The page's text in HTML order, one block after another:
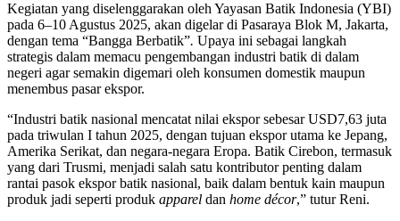
Kegiatan yang diselenggarakan oleh Yayasan Batik Indonesia (YBI)
pada 6–10 Agustus 2025, akan digelar di Pasaraya Blok M, Jakarta,
dengan tema “Bangga Berbatik”. Upaya ini sebagai langkah
strategis dalam memacu pengembangan industri batik di dalam
negeri agar semakin digemari oleh konsumen domestik maupun
menembus pasar ekspor.
“Industri batik nasional mencatat nilai ekspor sebesar USD7,63 juta
pada triwulan I tahun 2025, dengan tujuan ekspor utama ke Jepang,
Amerika Serikat, dan negara-negara Eropa. Batik Cirebon, termasuk
yang dari Trusmi, menjadi salah satu kontributor penting dalam
rantai pasok ekspor batik nasional, baik dalam bentuk kain maupun
produk jadi seperti produk apparel dan home décor,” tutur Reni.